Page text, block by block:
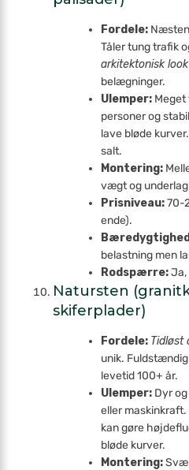
Fordele:
Tåler tung trafik
arkitektonisk look
belægninger.
Ulemper:
personer og
lave bløde
salt.
Montering:
vægt og
Prisniveau:70-
ende).
belastning men
Rodspærre:Ja,
Natursten
skiferplader)
Fordele: Tidløst
unik.
levetid 100+ år.
Ulemper: Dyr
eller
kan gøre
bløde kurver.
Montering: